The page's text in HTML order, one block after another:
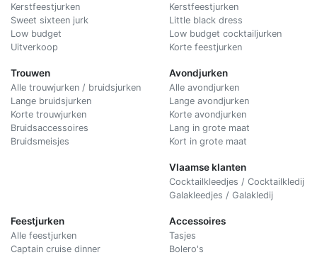
Kerstfeestjurken
Sweet sixteen jurk
Low budget
Uitverkoop
Trouwen
Alle trouwjurken / bruidsjurken
Lange bruidsjurken
Korte trouwjurken
Bruidsaccessoires
Bruidsmeisjes
Kerstfeestjurken
Little black dress
Low budget cocktailjurken
Korte feestjurken
Avondjurken
Alle avondjurken
Lange avondjurken
Korte avondjurken
Lang in grote maat
Kort in grote maat
Vlaamse klanten
Cocktailkleedjes / Cocktailkledij
Galakleedjes / Galakledij
Feestjurken
Alle feestjurken
Captain cruise dinner
Accessoires
Tasjes
Bolero's